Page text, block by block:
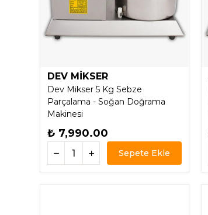
DEV MİKSER
Dev Mikser 5 Kg Sebze
Parçalama - Soğan Doğrama
Makinesi
₺ 7,990.00
Sepete Ekle